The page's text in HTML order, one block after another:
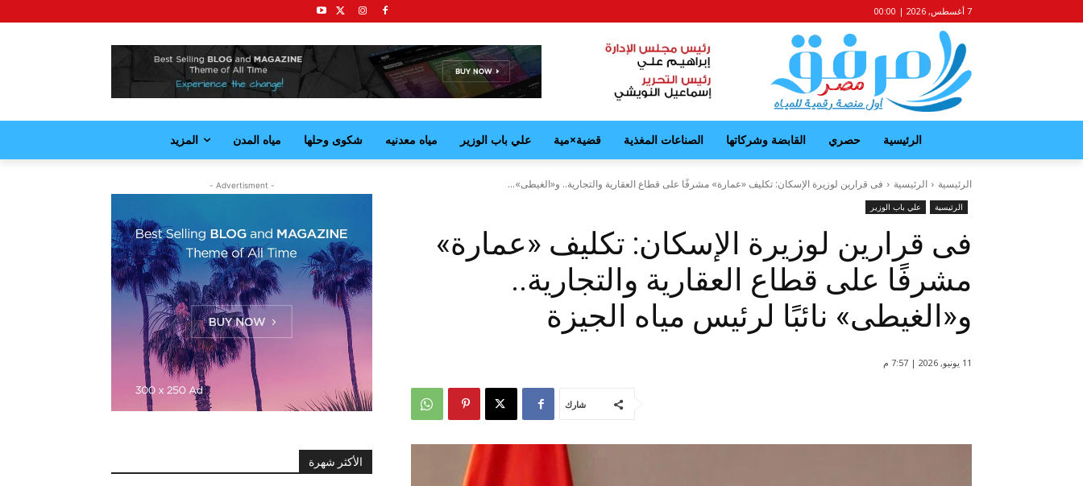
7 أغسطس, 2026 | 00:00
الرئيسية حصري القابضة وشركاتها الصناعات المغذية قضية×مية علي باب الوزير مياه معدنيه شكوى وحلها مياه المدن المزيد
الرئيسية الرئيسية فى قرارين لوزيرة الإسكان: تكليف «عمارة» مشرفًا على قطاع العقارية والتجارية.. و«الغيطى»...
الرئيسية علي باب الوزير
فى قرارين لوزيرة الإسكان: تكليف «عمارة»
مشرفًا على قطاع العقارية والتجارية..
و«الغيطى» نائبًا لرئيس مياه الجيزة
11 يونيو, 2026 | 7:57 م
شارك
- Advertisment -
الأكثر شهرة